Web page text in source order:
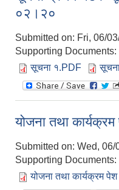
०२।२०
Submitted on: Fri, 06/
Supporting Documents:
सूचना १.PDF
योजना तथा कार्यक्रम
Submitted on: Wed, 06/
Supporting Documents:
योजना तथा कार्यक्रम